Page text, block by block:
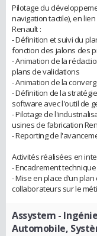
Pilotage du
navigation tactile), en
Renault :
- Définition et suivi du
fonction des jalons des
- Animation de la
plans de validations
- Animation de la
- Définition de la
software avec l'outil de
- Pilotage de
usines de fabrication
- Reporting de
Activités réalisées en
- Encadrement
- Mise en place d’un
collaborateurs sur le
Assystem -
Automobile,